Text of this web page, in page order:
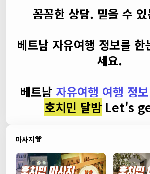
꼼꼼한 상담. 믿을 수
베트남 자유여행 정보를 한
세요.
베트남 자유여행 여행 정
호치민 달밤 Let's
마사지👘